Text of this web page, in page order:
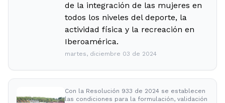
de la integración de las mujeres en
todos los niveles del deporte, la
actividad física y la recreación en
Iberoamérica.
martes, diciembre 03 de 2024
Con la Resolución 933 de 2024 se establecen
las condiciones para la formulación, validación